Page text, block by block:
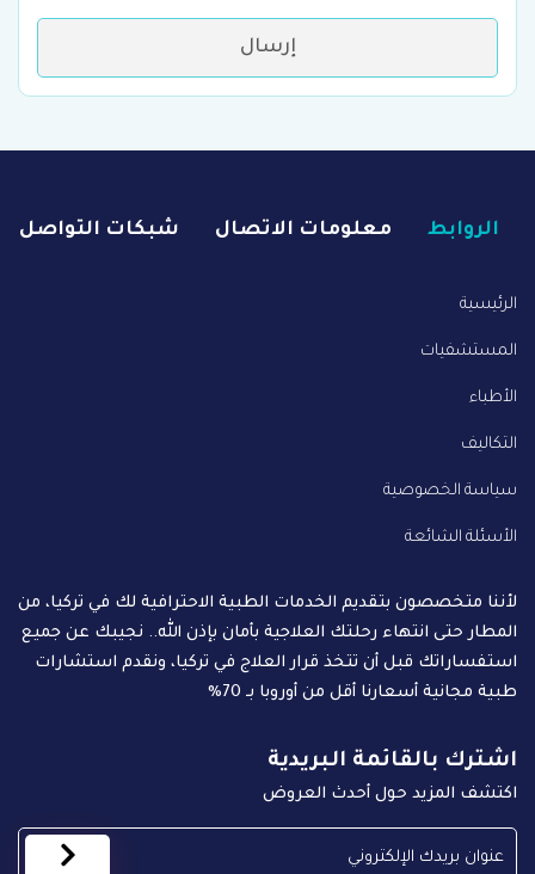
إرسال
الروابط معلومات الاتصال شبكات التواصل
الرئيسية
المستشفيات
الأطباء
التكاليف
سياسة الخصوصية
الأسئلة الشائعة
لأننا متخصصون بتقديم الخدمات الطبية الاحترافية لك في تركيا، من
المطار حتى انتهاء رحلتك العلاجية بأمان بإذن الله.. نجيبك عن جميع
استفساراتك قبل أن تتخذ قرار العلاج في تركيا، ونقدم استشارات
طبية مجانية أسعارنا أقل من أوروبا بـ 70%
اشترك بالقائمة البريدية
اكتشف المزيد حول أحدث العروض